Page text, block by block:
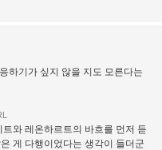
하기가 싶지 않을 지도 모른다는
와 레온하르트의 바흐를 먼저 듣
게 다행이었다는 생각이 들더군